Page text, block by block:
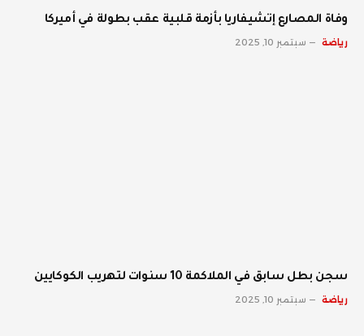
وفاة المصارع إتشيفاريا بأزمة قلبية عقب بطولة في أميركا
رياضة سبتمبر 10, 2025
سجن بطل سابق في الملاكمة 10 سنوات لتهريب الكوكايين
رياضة سبتمبر 10, 2025